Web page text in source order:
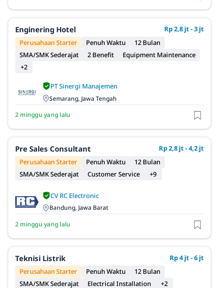
Enginering Hotel
Rp 2,8 jt - 3 jt
Perusahaan Starter
Penuh Waktu
12 Bulan
SMA/SMK Sederajat
2 Benefit
Equipment Maintenance
+2
PT Sinergi Manajemen
Semarang, Jawa Tengah
2 minggu yang lalu
Pre Sales Consultant
Rp 2,8 jt - 4,2 jt
Perusahaan Starter
Penuh Waktu
12 Bulan
SMA/SMK Sederajat
Customer Service +9
CV RC Electronic
Bandung, Jawa Barat
2 minggu yang lalu
Teknisi Listrik
Rp 4 jt - 6 jt
Perusahaan Starter
Penuh Waktu
12 Bulan
SMA/SMK Sederajat
Electrical Installation +2